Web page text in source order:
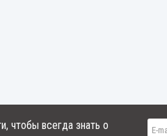
чтобы всегда знать о